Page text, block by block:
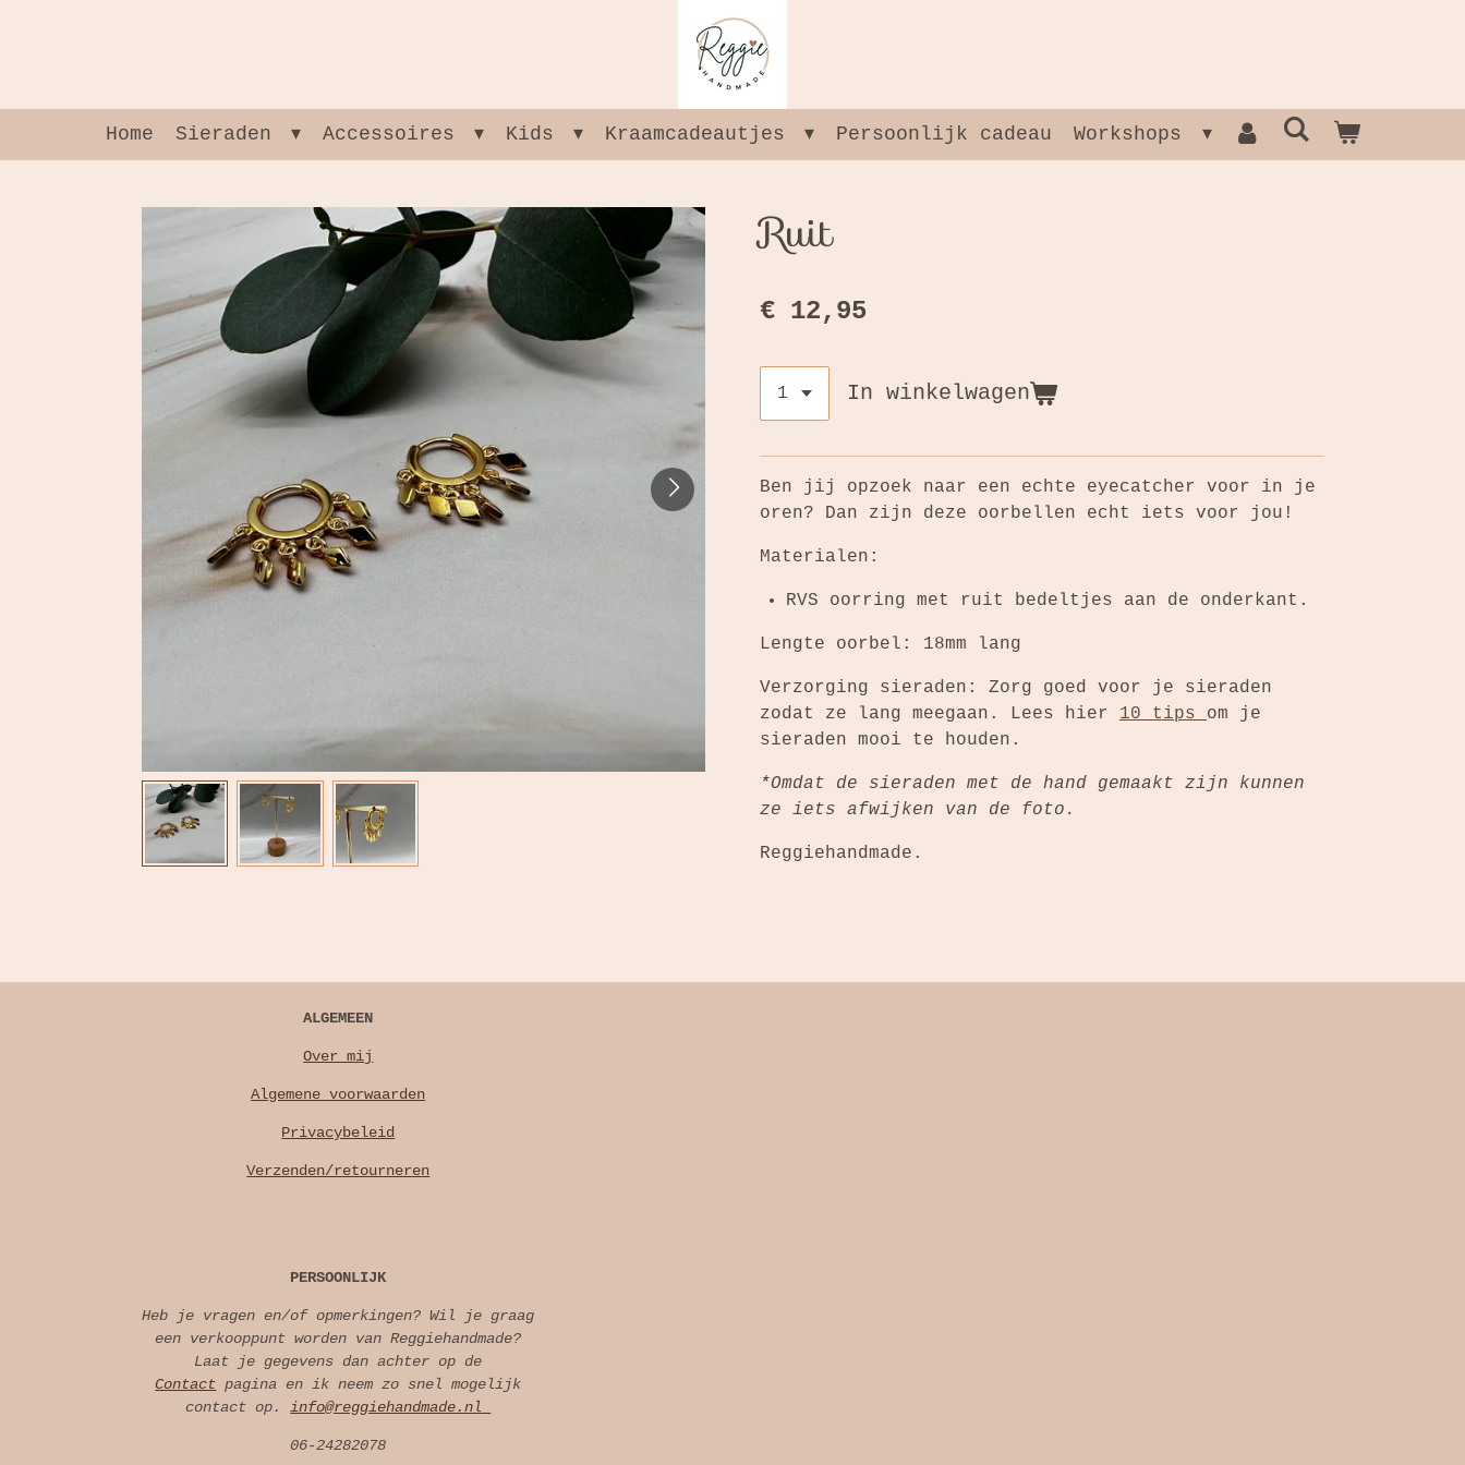
hoofdinhoudHome Sieraden Accessoires Kids Kraamcadeautjes Persoonlijk cadeau Workshops
Ruit
€ 12,95
In winkelwagen
Ben jij opzoek naar een echte eyecatcher voor in je
oren? Dan zijn deze oorbellen echt iets voor jou!
Materialen:
RVS oorring met ruit bedeltjes aan de onderkant.
Lengte oorbel: 18mm lang
Verzorging sieraden: Zorg goed voor je sieraden
zodat ze lang meegaan. Lees hier 10 tips om je
sieraden mooi te houden.
*Omdat de sieraden met de hand gemaakt zijn kunnen
ze iets afwijken van de foto.
Reggiehandmade.
ALGEMEEN
Over mij
Algemene voorwaarden
Privacybeleid
Verzenden/retourneren
PERSOONLIJK
Heb je vragen en/of opmerkingen? Wil je graag
een verkooppunt worden van Reggiehandmade?
Laat je gegevens dan achter op de
Contact pagina en ik neem zo snel mogelijk
contact op.info@reggiehandmade.nl
06-24282078